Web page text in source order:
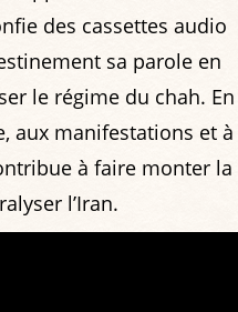
des cassettes audio
sa parole en
le régime du chah. En
aux manifestations et à
à faire monter la
l’Iran.